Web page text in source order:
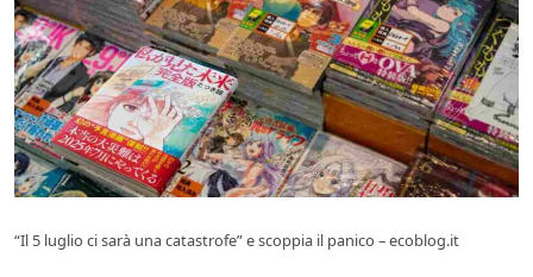
“Il 5 luglio ci sarà una catastrofe” e scoppia il panico – ecoblog.it